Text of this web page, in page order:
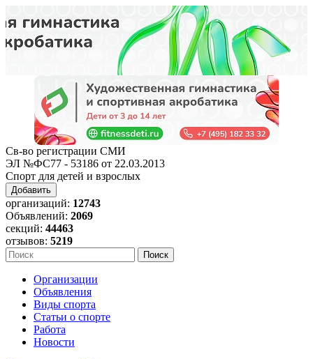
Св-во регистрации СМИ
ЭЛ №ФС77 - 53186 от 22.03.2013
Спорт для детей и взрослых
Добавить
организаций: 12743
Объявлений: 2069
секций: 44463
отзывов: 5219
Организации
Объявления
Виды спорта
Статьи о спорте
Работа
Новости